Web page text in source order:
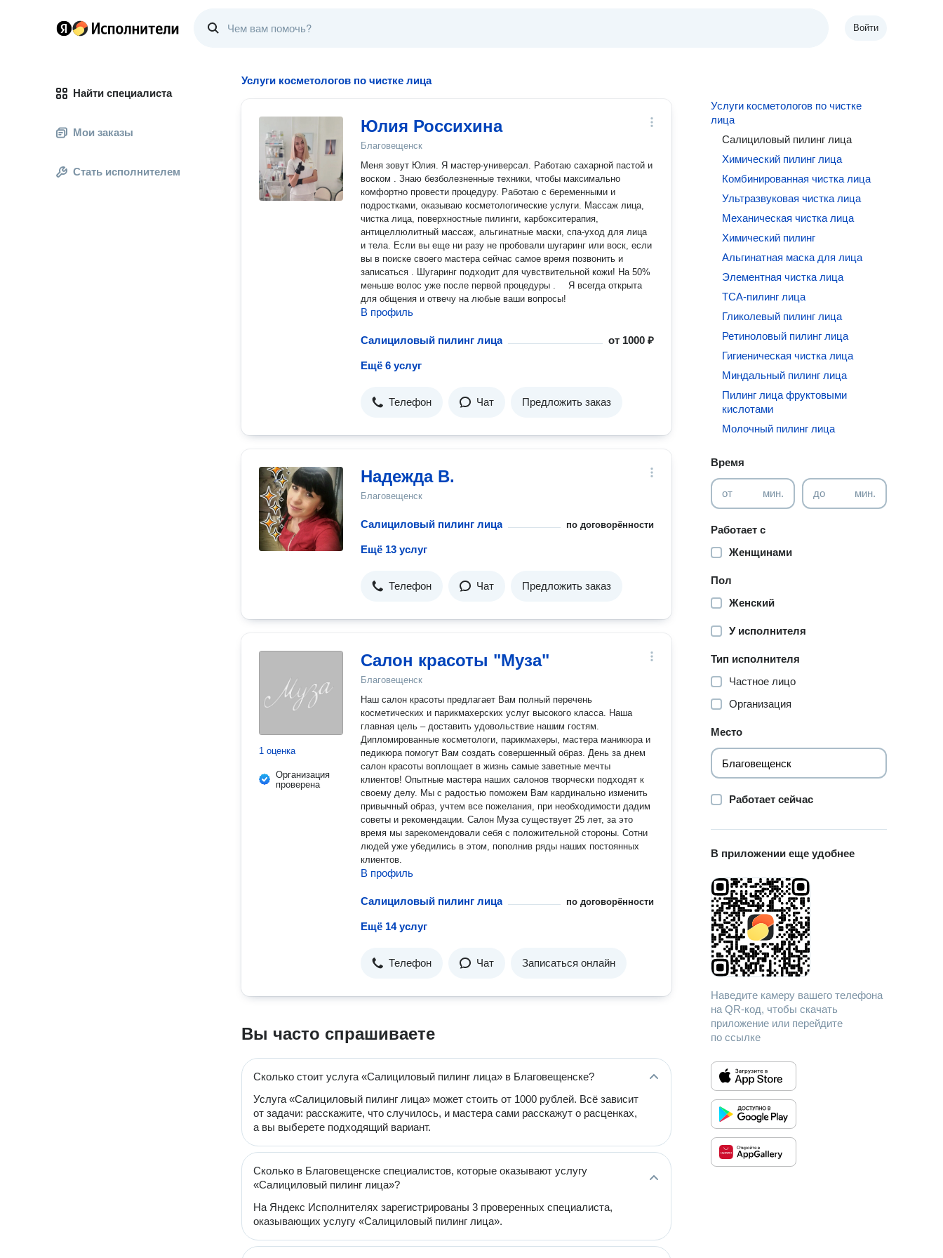
Войти
Найти специалиста
Мои заказы
Стать исполнителем
Услуги косметологов по чистке лица
Юлия Россихина
Благовещенск
Меня зовут Юлия. Я мастер-универсал. Работаю сахарной пастой и
воском . Знаю безболезненные техники, чтобы максимально
комфортно провести процедуру. Работаю с беременными и
подростками, оказываю косметологические услуги. Массаж лица,
чистка лица, поверхностные пилинги, карбокситерапия,
антицеллюлитный массаж, альгинатные маски, спа-уход для лица
и тела. Если вы еще ни разу не пробовали шугаринг или воск, если
вы в поиске своего мастера сейчас самое время позвонить и
записаться . Шугаринг подходит для чувствительной кожи! На 50%
меньше волос уже после первой процедуры . ⠀ Я всегда открыта
для общения и отвечу на любые ваши вопросы!
В профиль
Салициловый пилинг лица от 1000 ₽
Ещё 6 услуг
Телефон Чат Предложить заказ
Надежда В.
Благовещенск
Салициловый пилинг лица по договорённости
Ещё 13 услуг
Телефон Чат Предложить заказ
1 оценка
Организация
проверена
Салон красоты "Муза"
Благовещенск
Наш салон красоты предлагает Вам полный перечень
косметических и парикмахерских услуг высокого класса. Наша
главная цель – доставить удовольствие нашим гостям.
Дипломированные косметологи, парикмахеры, мастера маникюра и
педикюра помогут Вам создать совершенный образ. День за днем
салон красоты воплощает в жизнь самые заветные мечты
клиентов! Опытные мастера наших салонов творчески подходят к
своему делу. Мы с радостью поможем Вам кардинально изменить
привычный образ, учтем все пожелания, при необходимости дадим
советы и рекомендации. Салон Муза существует 25 лет, за это
время мы зарекомендовали себя с положительной стороны. Сотни
людей уже убедились в этом, пополнив ряды наших постоянных
клиентов.
В профиль
Салициловый пилинг лица по договорённости
Ещё 14 услуг
Телефон Чат Записаться онлайн
Вы часто спрашиваете
Сколько стоит услуга «Салициловый пилинг лица» в Благовещенске?
Услуга «Салициловый пилинг лица» может стоить от 1000 рублей. Всё зависит
от задачи: расскажите, что случилось, и мастера сами расскажут о расценках,
а вы выберете подходящий вариант.
Сколько в Благовещенске специалистов, которые оказывают услугу
«Салициловый пилинг лица»?
На Яндекс Исполнителях зарегистрированы 3 проверенных специалиста,
оказывающих услугу «Салициловый пилинг лица».
Услуги косметологов по чистке
лица
Салициловый пилинг лица
Химический пилинг лица
Комбинированная чистка лица
Ультразвуковая чистка лица
Механическая чистка лица
Химический пилинг
Альгинатная маска для лица
Элементная чистка лица
ТСА-пилинг лица
Гликолевый пилинг лица
Ретиноловый пилинг лица
Гигиеническая чистка лица
Миндальный пилинг лица
Пилинг лица фруктовыми
кислотами
Молочный пилинг лица
Время
от мин. до мин.
Работает с
Женщинами
Пол
Женский
У исполнителя
Тип исполнителя
Частное лицо
Организация
Место
Работает сейчас
В приложении еще удобнее
Наведите камеру вашего телефона
на QR-код, чтобы скачать
приложение или перейдите
по ссылке